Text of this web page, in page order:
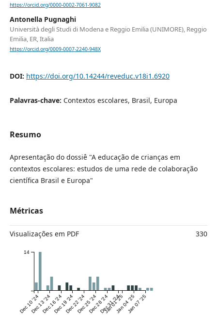
https://orcid.org/0000-0002-7061-9082
Antonella Pugnaghi
Università degli Studi di Modena e Reggio Emilia (UNIMORE), Reggio
Emilia, ER, Italia
https://orcid.org/0009-0007-2240-948X
DOI: https://doi.org/10.14244/reveduc.v18i1.6920
Palavras-chave: Contextos escolares, Brasil, Europa
Resumo
Apresentação do dossiê "A educação de crianças em
contextos escolares: estudos de uma rede de colaboração
científica Brasil e Europa"
Métricas
Visualizações em PDF 330
Dec 10 '24Dec 13 '24Dec 16 '24Dec 19 '24Dec 22 '24Dec 25 '24Dec 28 '24Dec 31 '24
Jan 01 '25Jan 04 '25Jan 07 '25
14